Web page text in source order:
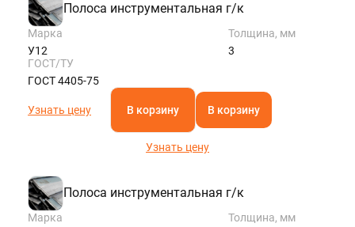
Полоса инструментальная г/к
Марка
У12
Толщина, мм
3
ГОСТ/ТУ
ГОСТ 4405-75
Узнать цену В корзину В корзину
Узнать цену
Полоса инструментальная г/к
Марка
Толщина, мм